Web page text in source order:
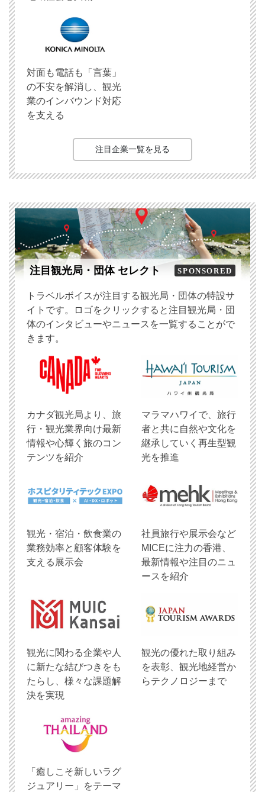
対面も電話も「言葉」
の不安を解消し、観光
業のインバウンド対応
を支える
注目企業一覧を見る
注目観光局・団体 セレクト SPONSORED
トラベルボイスが注目する観光局・団体の特設サ
イトです。ロゴをクリックすると注目観光局・団
体のインタビューやニュースを一覧することがで
きます。
​カナダ観光局より、旅
行・観光業界向け最新
情報や心輝く旅のコン
テンツを紹介
マラマハワイで、旅行
者と共に自然や文化を
継承していく再生型観
光を推進
観光・宿泊・飲食業の
業務効率と顧客体験を
支える展示会
社員旅行や展示会など
MICEに注力の香港、
最新情報や注目のニュ
ースを紹介
観光に関わる企業や人
に新たな結びつきをも
たらし、様々な課題解
決を実現
観光の優れた取り組み
を表彰、観光地経営か
らテクノロジーまで
「癒しこそ新しいラグ
ジュアリー」をテーマ